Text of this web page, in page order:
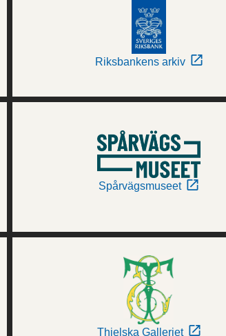
Riksbankens arkiv
Spårvägsmuseet
Thielska Galleriet